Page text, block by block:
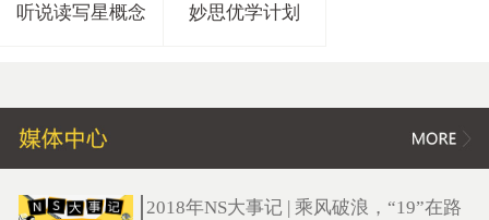
听说读写星概念 妙思优学计划
2018年NS大事记 | 乘风破浪，“19”在路